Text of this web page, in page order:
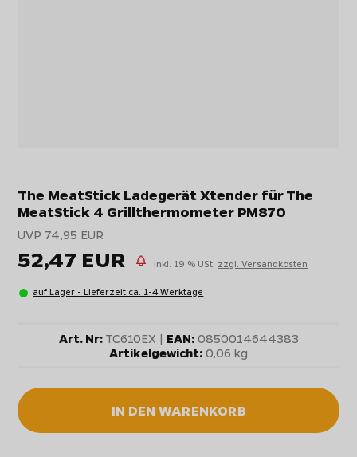
The MeatStick Ladegerät Xtender für The
MeatStick 4 Grillthermometer PM870
UVP 74,95 EUR
52,47 EUR inkl. 19 % USt, zzgl. Versandkosten
auf Lager - Lieferzeit ca. 1-4 Werktage
Art. Nr:TC610EX | EAN:0850014644383
Artikelgewicht: 0,06 kg
IN DEN WARENKORB